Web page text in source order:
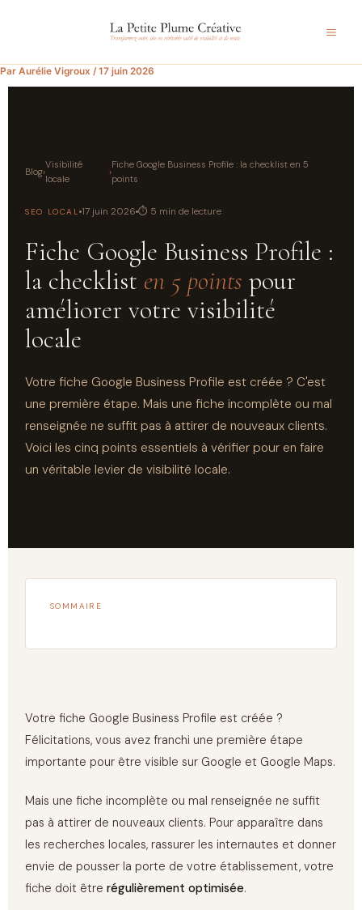
Par Aurélie Vigroux /17 juin 2026
Blog›
Visibilité
locale
›
Fiche Google Business Profile : la checklist en 5
points
SEO LOCAL 17 juin 2026⏱ 5 min de lecture
Fiche Google Business Profile :
la checklist en 5 points pour
améliorer votre visibilité
locale
Votre fiche Google Business Profile est créée ? C'est
une première étape. Mais une fiche incomplète ou mal
renseignée ne suffit pas à attirer de nouveaux clients.
Voici les cinq points essentiels à vérifier pour en faire
un véritable levier de visibilité locale.
SOMMAIRE
Votre fiche Google Business Profile est créée ?
Félicitations, vous avez franchi une première étape
importante pour être visible sur Google et Google Maps.
Mais une fiche incomplète ou mal renseignée ne suffit
pas à attirer de nouveaux clients. Pour apparaître dans
les recherches locales, rassurer les internautes et donner
envie de pousser la porte de votre établissement, votre
fiche doit êtrerégulièrement optimisée.